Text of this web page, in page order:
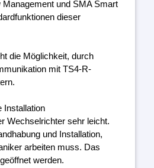
und SMA Smart
dieser
die Möglichkeit, durch
mit TS4-R-
Installation
Wechselrichter sehr leicht.
und Installation,
arbeiten muss. Das
werden.